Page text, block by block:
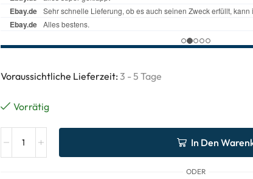
Voraussichtliche Lieferzeit: 3 - 5 Tage
Vorrätig
In Den
ODER